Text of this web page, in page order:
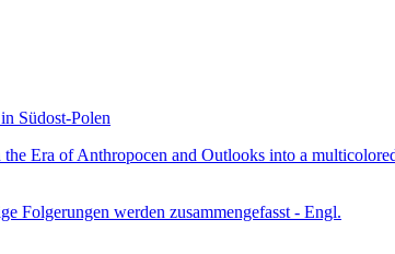
Südost-Polen
Era of Anthropocen and Outlooks into a
Folgerungen werden zusammengefasst - Engl.